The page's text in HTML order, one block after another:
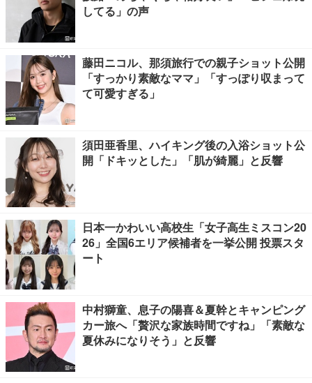
してる」の声
藤田ニコル、那須旅行での親子ショット公開
「すっかり素敵なママ」「すっぽり収まって
て可愛すぎる」
須田亜香里、ハイキング後の入浴ショット公
開「ドキッとした」「肌が綺麗」と反響
日本一かわいい高校生「女子高生ミスコン20
26」全国6エリア候補者を一挙公開 投票スタ
ート
中村獅童、息子の陽喜＆夏幹とキャンピング
カー旅へ「贅沢な家族時間ですね」「素敵な
夏休みになりそう」と反響